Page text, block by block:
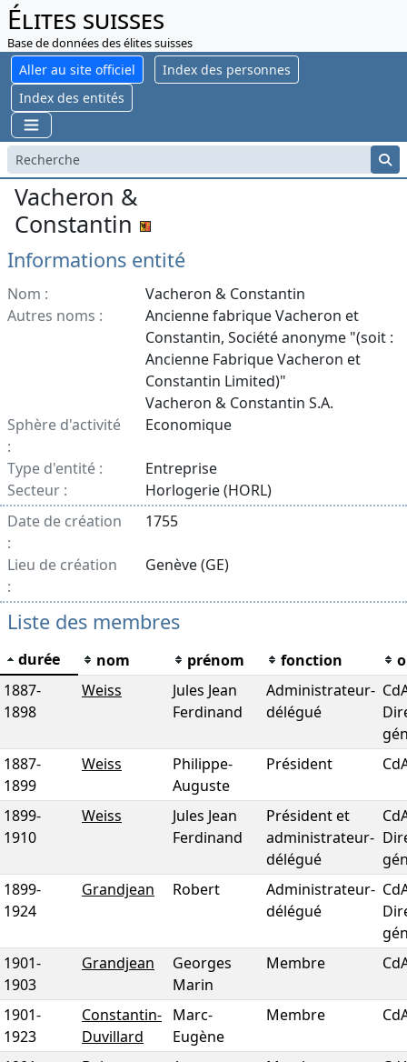
Élites suisses
Base de données des élites suisses
Aller au site officiel
Index des personnes
Index des entités
Vacheron &
Constantin
Informations entité
Nom :
Vacheron & Constantin
Autres noms :
Ancienne fabrique Vacheron et
Constantin, Société anonyme "(soit :
Ancienne Fabrique Vacheron et
Constantin Limited)"
Vacheron & Constantin S.A.
Sphère d'activité
:
Economique
Type d'entité :
Entreprise
Secteur :
Horlogerie (HORL)
Date de création
:
1755
Lieu de création
:
Genève (GE)
Liste des membres
durée nom prénom fonction
1887-
1898
Weiss
Jules Jean
Ferdinand
Administrateur-
délégué
1887-
1899
Weiss
Philippe-
Auguste
Président
1899-
1910
Weiss
Jules Jean
Ferdinand
Président et
administrateur-
délégué
1899-
1924
Grandjean Robert
Administrateur-
délégué
1901-
1903
Grandjean
Georges
Marin
Membre
1901-
1923
Constantin-
Duvillard
Marc-
Eugène
Membre